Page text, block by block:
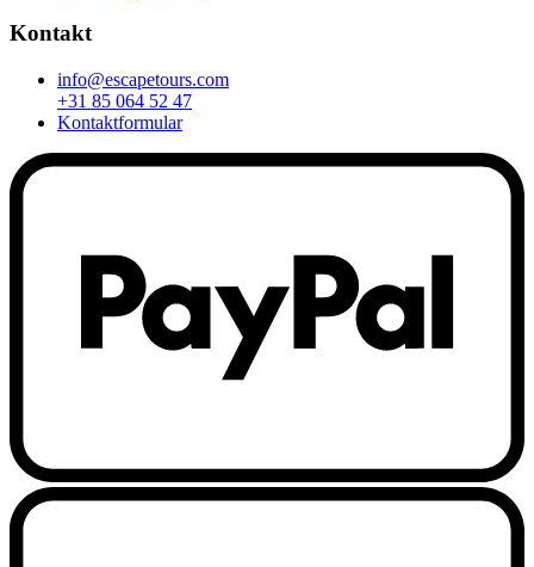
Kontakt
info@escapetours.com
+31 85 064 52 47
Kontaktformular